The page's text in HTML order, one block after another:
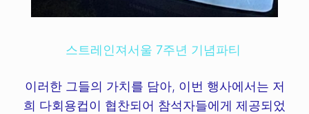
스트레인져서울 7주년 기념파티
이러한 그들의 가치를 담아, 이번 행사에서는 저
희 다회용컵이 협찬되어 참석자들에게 제공되었